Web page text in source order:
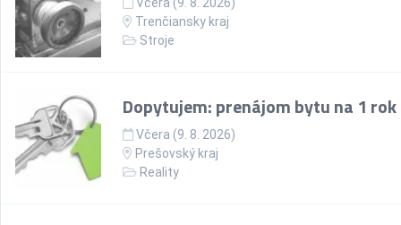
Trenčiansky kraj
Stroje
Dopytujem: prenájom bytu na 1 rok
Včera (9. 8. 2026)
Prešovský kraj
Reality